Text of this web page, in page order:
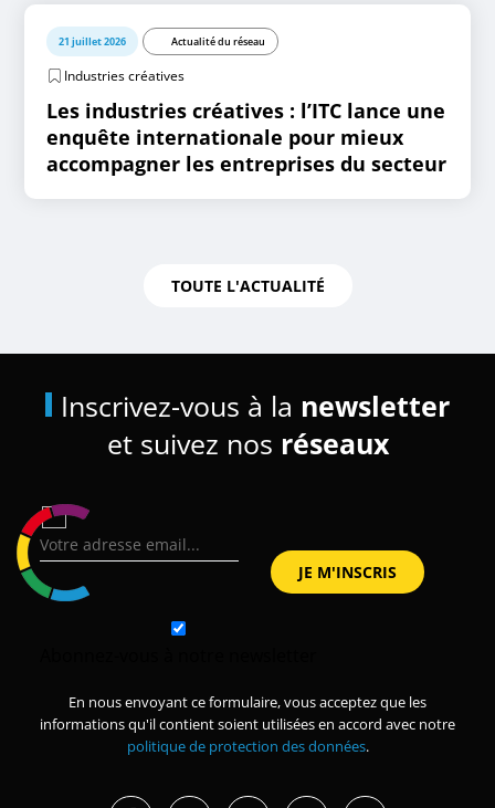
21 juillet 2026 Actualité du réseau
Industries créatives
Les industries créatives : l’ITC lance une
enquête internationale pour mieux
accompagner les entreprises du secteur
TOUTE L'ACTUALITÉ
Inscrivez-vous à la newsletter
et suivez nos réseaux
En nous envoyant ce formulaire, vous acceptez que les
informations qu'il contient soient utilisées en accord avec notre
politique de protection des données.